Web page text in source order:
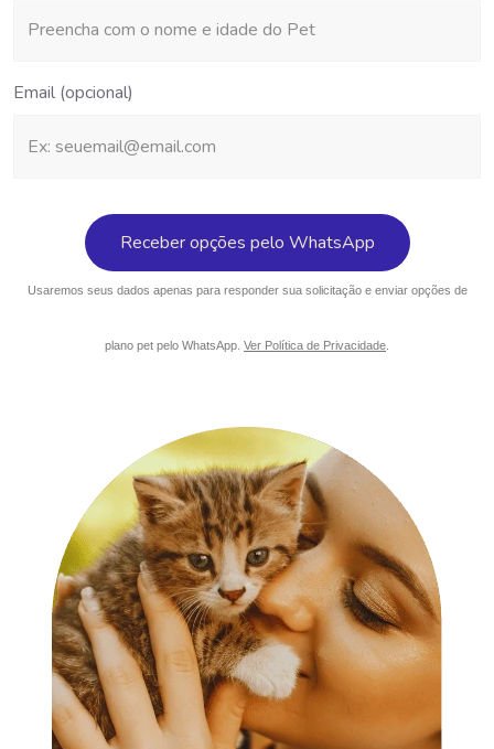
Email (opcional)
Usaremos seus dados apenas para responder sua solicitação e enviar opções de
plano pet pelo WhatsApp. Ver Política de Privacidade